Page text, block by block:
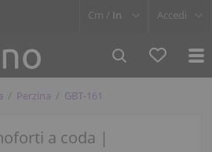
Cm / In Accedi
Perzina GBT-161
a coda |